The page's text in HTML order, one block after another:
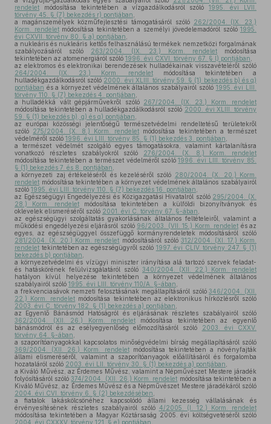
rendelet módosítása tekintetében a vízgazdálkodásról szóló1995. évi LVII.
törvény 45. § (7) bekezdés r) pontjában
a magánszemélyek közműfejlesztési támogatásáról szóló 262/2004. (IX. 23.)
Korm. rendeletmódosítása tekintetében a személyi jövedelemadóról szóló 1995.
évi CXVII. törvény 80. § a) pontjában
a nukleáris és nukleáris kettős felhasználású termékek nemzetközi forgalmának
szabályozásáról szóló 263/2004. (IX. 23.) Korm. rendelet módosítása
tekintetében az atomenergiáról szóló 1996. évi CXVI. törvény 67. § l) pontjában
az elektromos és elektronikai berendezések hulladékainak visszavételéről szóló
264/2004. (IX. 23.) Korm. rendeletmódosítása tekintetében a
hulladékgazdálkodásról szóló 2000. évi XLIII. törvény 59. § (1) bekezdés b) és q)
pontjában és a környezet védelmének általános szabályairól szóló 1995. évi LIII.
törvény 110. § (7) bekezdés 4. pontjában
a hulladékká vált gépjárművekről szóló 267/2004. (IX. 23.) Korm. rendelet
módosítása tekintetében a hulladékgazdálkodásról szóló 2000. évi XLIII. törvény
59. § (1) bekezdés b), g) és q) pontjában
az európai közösségi jelentőségű természetvédelmi rendeltetésű területekről
szóló 275/2004. (X. 8.) Korm. rendelet módosítása tekintetében a természet
védelméről szóló 1996. évi LIII. törvény 85. § (1) bekezdés 3. pontjában
a természet védelmét szolgáló egyes támogatásokra, valamint kártalanításra
vonatkozó részletes szabályokról szóló 276/2004. (X. 8.) Korm. rendelet
módosítása tekintetében a természet védelméről szóló1996. évi LIII. törvény 85.
§ (1) bekezdés 7. és 8. pontjában
a környezeti zaj értékeléséről és kezeléséről szóló 280/2004. (X. 20.) Korm.
rendelet módosítása tekintetében a környezet védelmének általános szabályairól
szóló 1995. évi LIII. törvény 110. § (7) bekezdés 16. pontjában
az Egészségügyi Engedélyezési és Közigazgatási Hivatalról szóló 295/2004. (X.
28.) Korm. rendeletmódosítása tekintetében a külföldi bizonyítványok és
oklevelek elismeréséről szóló 2001. évi C. törvény 67. §-ában
az egészségügyi szolgáltatás gyakorlásának általános feltételeiről, valamint a
működési engedélyezési eljárásról szóló 96/2003. (VII. 15.) Korm. rendelet és az
egyes, az egészségüggyel összefüggő kormányrendeletek módosításáról szóló
281/2004. (X. 20.) Korm. rendelet módosításáról szóló 312/2004. (XI. 17.) Korm.
rendelet tekintetében az egészségügyről szóló 1997. évi CLIV. törvény 247. § (1)
bekezdés b) pontjában
a környezetvédelmi és vízügyi miniszter irányítása alá tartozó szervek feladat-
és hatáskörének felülvizsgálatáról szóló 340/2004. (XII. 22.) Korm. rendelet
hatályon kívül helyezése tekintetében a környezet védelmének általános
szabályairól szóló 1995. évi LIII. törvény 110/A. §-ában
a frekvenciasávok nemzeti felosztásának megállapításáról szóló346/2004. (XII.
22.) Korm. rendelet módosítása tekintetében az elektronikus hírközlésről szóló
2003. évi C. törvény 182. § (1) bekezdés a) pontjában
az Egyenlő Bánásmód Hatóságról és eljárásának részletes szabályairól szóló
362/2004. (XII. 26.) Korm. rendeletmódosítása tekintetében az egyenlő
bánásmódról és az esélyegyenlőség előmozdításáról szóló
2003. évi CXXV.
törvény 64. §-ában
a szaporítóanyagokkal kapcsolatos minőségvédelmi bírság megállapításáról szóló
369/2004. (XII. 26.) Korm. rendeletmódosítása tekintetében a növényfajták
állami elismeréséről, valamint a szaporítóanyagok előállításáról és forgalomba
hozataláról szóló 2003. évi LII. törvény 30. § (1) bekezdés a) pontjában
a Kiváló Művész, az Érdemes Művész, valamint a Népművészet Mestere járadék
folyósításáról szóló374/2004. (XII. 26.) Korm. rendelet módosítása tekintetében a
Kiváló Művész, az Érdemes Művész és a Népművészet Mestere járadékáról szóló
2004. évi CVI. törvény 6. § (2) bekezdésében
a fiatalok lakáskölcsönéhez kapcsolódó állami kezesség vállalásának és
érvényesítésének részletes szabályairól szóló 4/2005. (I. 12.) Korm. rendelet
módosítása tekintetében a Magyar Köztársaság 2005. évi költségvetéséről szóló
2004. évi CXXXV. törvény 121. § e) pontjában